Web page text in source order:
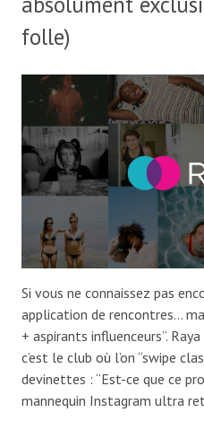
folle)
Si vous ne connaissez pas
application de rencontres…
+ aspirants influenceurs”.
c’est le club où l’on “swipe
devinettes : “Est-ce que ce
mannequin Instagram ultra